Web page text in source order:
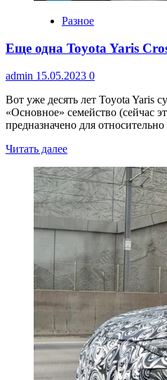
Разное
Еще одна Toyota Yaris
admin 15.05.2023 0
Вот уже десять лет Toyota Yaris
«Основное» семейство (сейчас
предназначено для
Читать далее